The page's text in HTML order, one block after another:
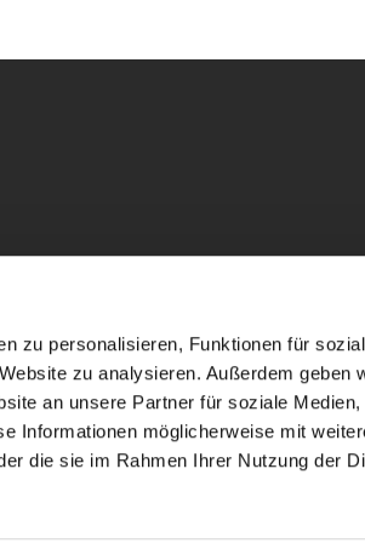
zu personalisieren, Funktionen für
zu analysieren. Außerdem geben
an unsere Partner für soziale Medien,
Informationen möglicherweise mit
die sie im Rahmen Ihrer Nutzung der
ChurchDesk-